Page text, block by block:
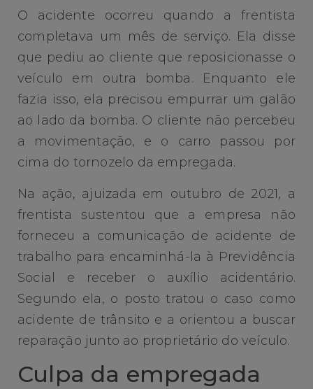
O acidente ocorreu quando a frentista
completava um mês de serviço. Ela disse
que pediu ao cliente que reposicionasse o
veículo em outra bomba. Enquanto ele
fazia isso, ela precisou empurrar um galão
ao lado da bomba. O cliente não percebeu
a movimentação, e o carro passou por
cima do tornozelo da empregada.
Na ação, ajuizada em outubro de 2021, a
frentista sustentou que a empresa não
forneceu a comunicação de acidente de
trabalho para encaminhá-la à Previdência
Social e receber o auxílio acidentário.
Segundo ela, o posto tratou o caso como
acidente de trânsito e a orientou a buscar
reparação junto ao proprietário do veículo.
Culpa da empregada